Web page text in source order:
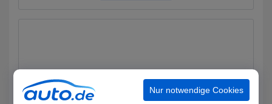
Nur notwendige Cookies